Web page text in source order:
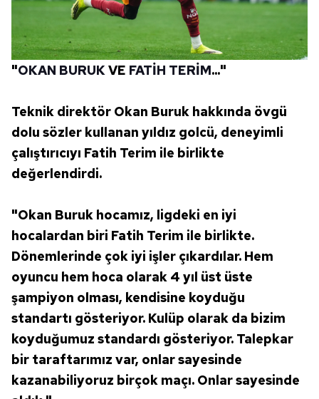
"OKAN BURUKVE FATİH TERİM..."
Teknik direktör Okan Buruk hakkında övgü
dolu sözler kullanan yıldız golcü, deneyimli
çalıştırıcıyı Fatih Terim ile birlikte
değerlendirdi.
"Okan Buruk hocamız, ligdeki en iyi
hocalardan biri Fatih Terim ile birlikte.
Dönemlerinde çok iyi işler çıkardılar. Hem
oyuncu hem hoca olarak 4 yıl üst üste
şampiyon olması, kendisine koyduğu
standartı gösteriyor. Kulüp olarak da bizim
koyduğumuz standardı gösteriyor. Talepkar
bir taraftarımız var, onlar sayesinde
kazanabiliyoruz birçok maçı. Onlar sayesinde